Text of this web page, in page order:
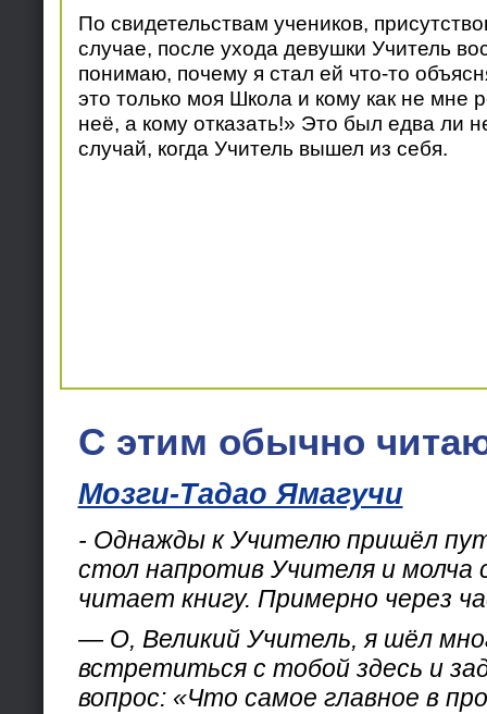
По свидетельствам учеников,
случае, после ухода девушки Учитель
понимаю, почему я стал ей что-то
это только моя Школа и кому как не мне
неё, а кому отказать!» Это был едва ли
случай, когда Учитель вышел из себя.
С этим обычно
Мозги-Тадао Ямагучи
- Однажды к Учителю пришёл
стол напротив Учителя и
читает книгу. Примерно через
— О, Великий Учитель, я шёл
встретиться с тобой здесь и
вопрос: «Что самое главное в